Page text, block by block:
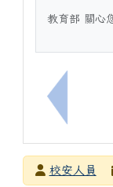
上一筆：
教育部 關心
發布者校安人員